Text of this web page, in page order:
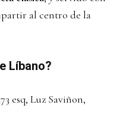
al centro de la
Líbano?
esq, Luz Saviñon,